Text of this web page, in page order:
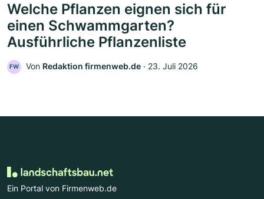
Welche Pflanzen eignen sich für
einen Schwammgarten?
Ausführliche Pflanzenliste
FW Von Redaktion firmenweb.de ‧ 23. Juli 2026
Ein Portal von Firmenweb.de